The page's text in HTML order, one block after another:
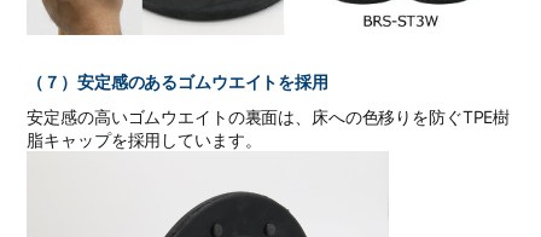
（７）安定感のあるゴムウエイトを採用
安定感の高いゴムウエイトの裏面は、床への色移りを防ぐTPE樹
脂キャップを採用しています。